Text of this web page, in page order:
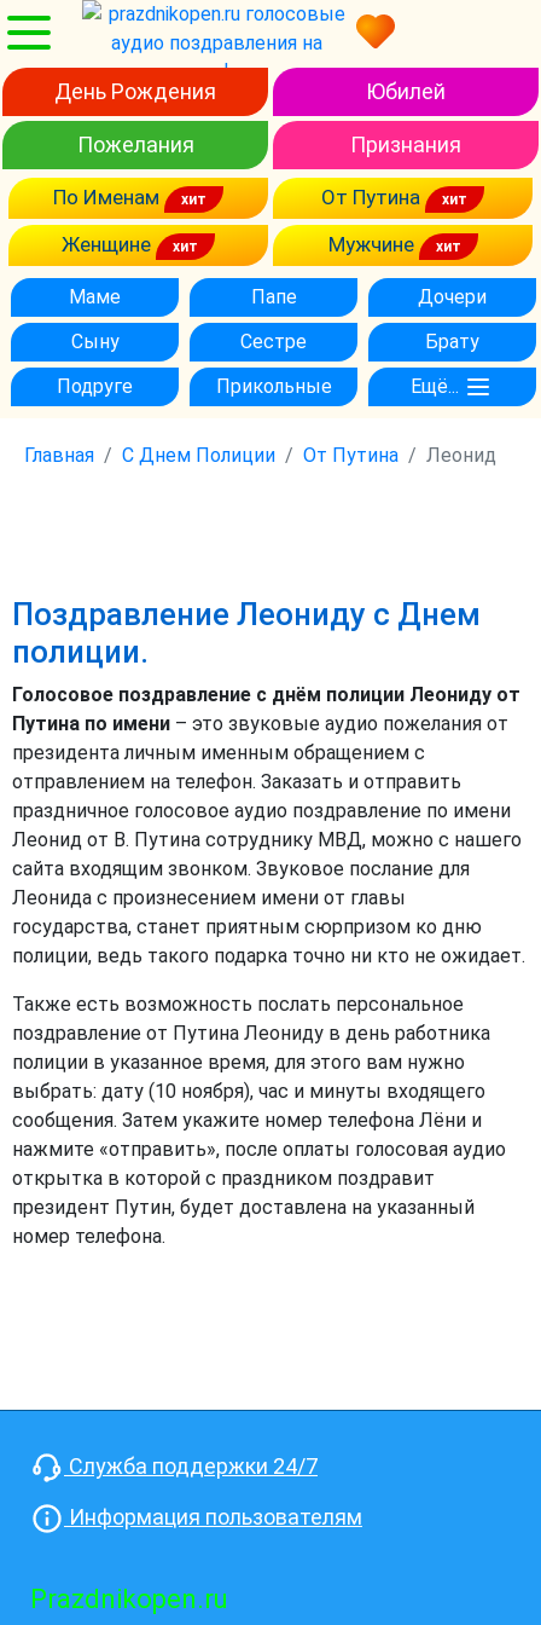
День Рождения Юбилей
Пожелания Признания
По Именам
От Путина
Женщине
Мужчине
Маме Папе
Дочери
Сыну
Сестре
Брату
Подруге
Прикольные Ещё...
Главная С Днем Полиции От Путина Леонид
Поздравление Леониду с Днем
полиции.
Голосовое поздравление с днём полиции Леониду от
Путина по имени – это звуковые аудио пожелания от
президента личным именным обращением с
отправлением на телефон. Заказать и отправить
праздничное голосовое аудио поздравление по имени
Леонид от В. Путина сотруднику МВД, можно с нашего
сайта входящим звонком. Звуковое послание для
Леонида с произнесением имени от главы
государства, станет приятным сюрпризом ко дню
полиции, ведь такого подарка точно ни кто не ожидает.
Также есть возможность послать персональное
поздравление от Путина Леониду в день работника
полиции в указанное время, для этого вам нужно
выбрать: дату (10 ноября), час и минуты входящего
сообщения. Затем укажите номер телефона Лёни и
нажмите «отправить», после оплаты голосовая аудио
открытка в которой с праздником поздравит
президент Путин, будет доставлена на указанный
номер телефона.
Служба поддержки 24/7
Информация пользователям
Prazdnikopen.ru